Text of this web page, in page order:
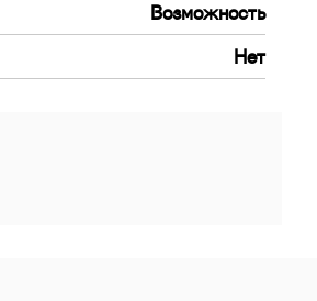
Возможность
Нет